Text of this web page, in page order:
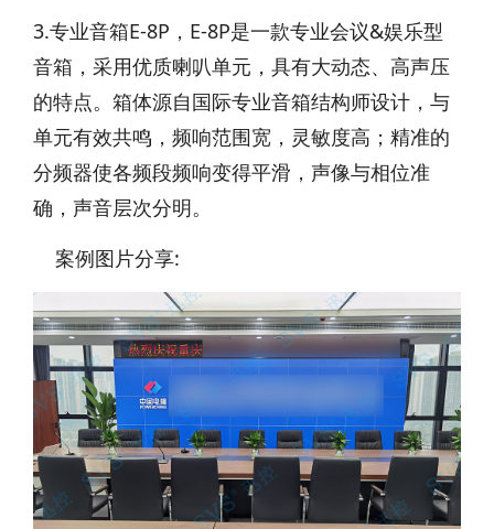
3.专业音箱E-8P，E-8P是一款专业会议&娱乐型
音箱，采用优质喇叭单元，具有大动态、高声压
的特点。箱体源自国际专业音箱结构师设计，与
单元有效共鸣，频响范围宽，灵敏度高；精准的
分频器使各频段频响变得平滑，声像与相位准
确，声音层次分明。
案例图片分享: